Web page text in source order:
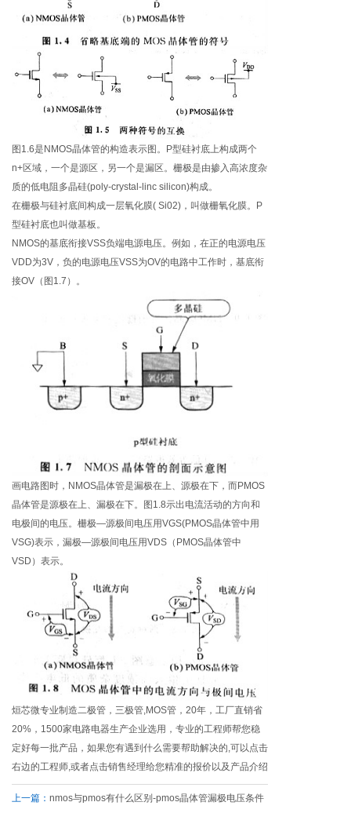
图1.6是NMOS晶体管的构造表示图。P型硅衬底上构成两个
n+区域，一个是源区，另一个是漏区。栅极是由掺入高浓度杂
质的低电阻多晶硅(poly-crystal-linc silicon)构成。
在栅极与硅衬底间构成一层氧化膜( Si02)，叫做栅氧化膜。P
型硅衬底也叫做基板。
NMOS的基底衔接VSS负端电源电压。例如，在正的电源电压
VDD为3V，负的电源电压VSS为OV的电路中工作时，基底衔
接OV（图1.7）。
画电路图时，NMOS晶体管是漏极在上、源极在下，而PMOS
晶体管是源极在上、漏极在下。图1.8示出电流活动的方向和
电极间的电压。栅极—源极间电压用VGS(PMOS晶体管中用
VSG)表示，漏极—源极间电压用VDS（PMOS晶体管中
VSD）表示。
烜芯微专业制造二极管，三极管,MOS管，20年，工厂直销省
20%，1500家电路电器生产企业选用，专业的工程师帮您稳
定好每一批产品，如果您有遇到什么需要帮助解决的,可以点击
右边的工程师,或者点击销售经理给您精准的报价以及产品介绍
上一篇： nmos与pmos有什么区别-pmos晶体管漏极电压条件